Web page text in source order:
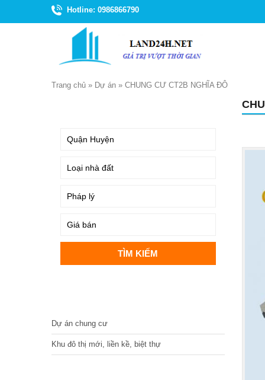
Hotline: 0986866790
Trang chủ » Dự án » CHUNG CƯ CT2B NGHĨA ĐÔ
Dự án chung cư
Khu đô thị mới, liền kề, biệt thự